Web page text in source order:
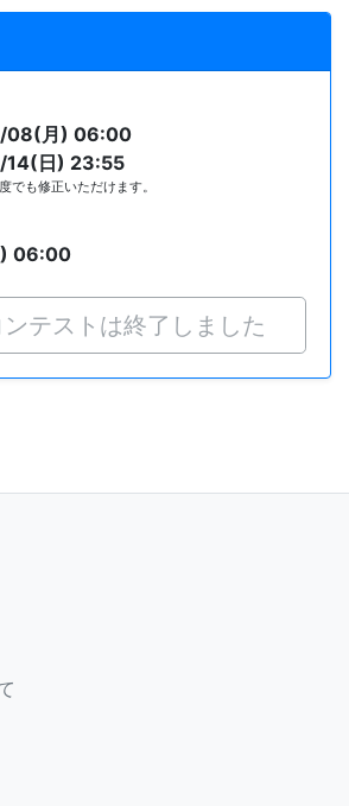
08(月) 06:00
14(日) 23:55
でも修正いただけます。
06:00
テストは終了しました